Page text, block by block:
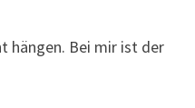
hängen. Bei mir ist der